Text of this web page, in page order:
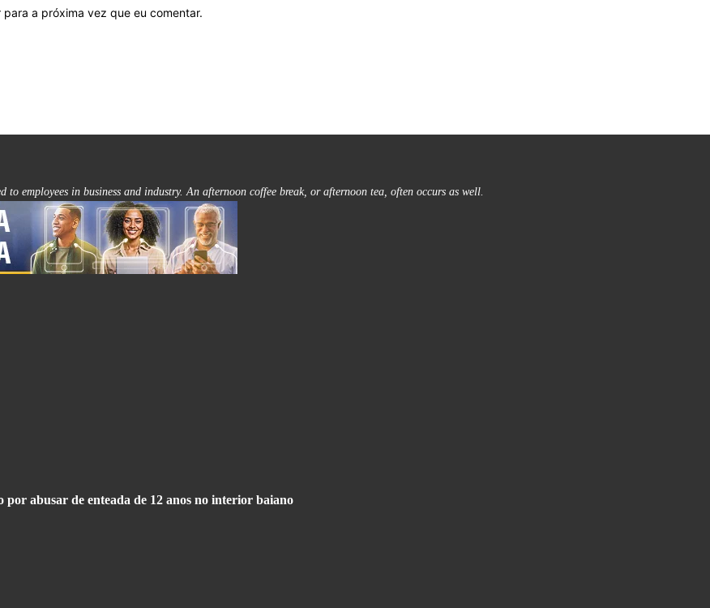
a próxima vez que eu comentar.
employees in business and industry. An afternoon coffee break, or afternoon tea, often occurs as well.
por abusar de enteada de 12 anos no interior baiano